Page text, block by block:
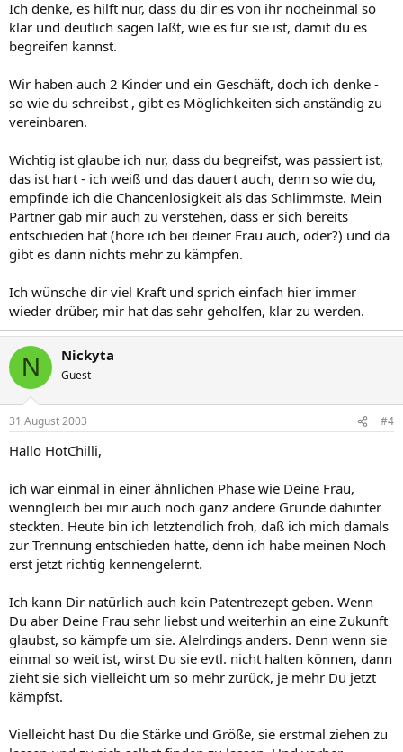
Ich denke, es hilft nur, dass du dir es von ihr nocheinmal so
klar und deutlich sagen läßt, wie es für sie ist, damit du es
begreifen kannst.
Wir haben auch 2 Kinder und ein Geschäft, doch ich denke -
so wie du schreibst , gibt es Möglichkeiten sich anständig zu
vereinbaren.
Wichtig ist glaube ich nur, dass du begreifst, was passiert ist,
das ist hart - ich weiß und das dauert auch, denn so wie du,
empfinde ich die Chancenlosigkeit als das Schlimmste. Mein
Partner gab mir auch zu verstehen, dass er sich bereits
entschieden hat (höre ich bei deiner Frau auch, oder?) und da
gibt es dann nichts mehr zu kämpfen.
Ich wünsche dir viel Kraft und sprich einfach hier immer
wieder drüber, mir hat das sehr geholfen, klar zu werden.
N Nickyta
Guest
31 August 2003 #4
Hallo HotChilli,
ich war einmal in einer ähnlichen Phase wie Deine Frau,
wenngleich bei mir auch noch ganz andere Gründe dahinter
steckten. Heute bin ich letztendlich froh, daß ich mich damals
zur Trennung entschieden hatte, denn ich habe meinen Noch
erst jetzt richtig kennengelernt.
Ich kann Dir natürlich auch kein Patentrezept geben. Wenn
Du aber Deine Frau sehr liebst und weiterhin an eine Zukunft
glaubst, so kämpfe um sie. Alelrdings anders. Denn wenn sie
einmal so weit ist, wirst Du sie evtl. nicht halten können, dann
zieht sie sich vielleicht um so mehr zurück, je mehr Du jetzt
kämpfst.
Vielleicht hast Du die Stärke und Größe, sie erstmal ziehen zu